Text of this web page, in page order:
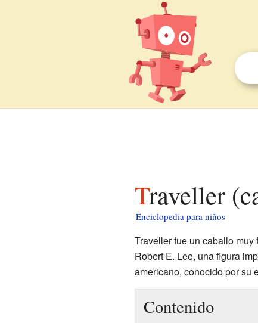
Traveller
Enciclopedia para niños
Traveller fue un caballo
Robert E. Lee, una figura
americano, conocido por su
Contenido